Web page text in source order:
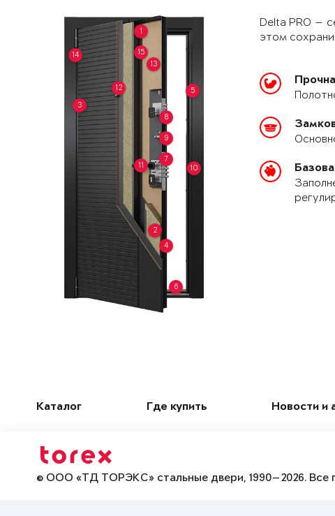
1
2
3
4
5
6
7
8
9
10
11
12
13
14 15
Delta PRO —
этом
Каталог Где купить Новости и
© ООО «ТД ТОРЭКС» стальные двери, 1990—2026. Все